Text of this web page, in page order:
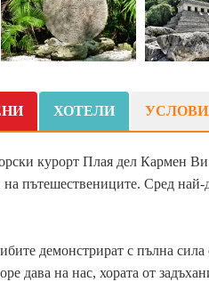
ХОТЕЛИ
курорт Плая дел Кармен Ви
пътешествениците. Сред най-
демонстрират с пълна
дава на нас, хората от